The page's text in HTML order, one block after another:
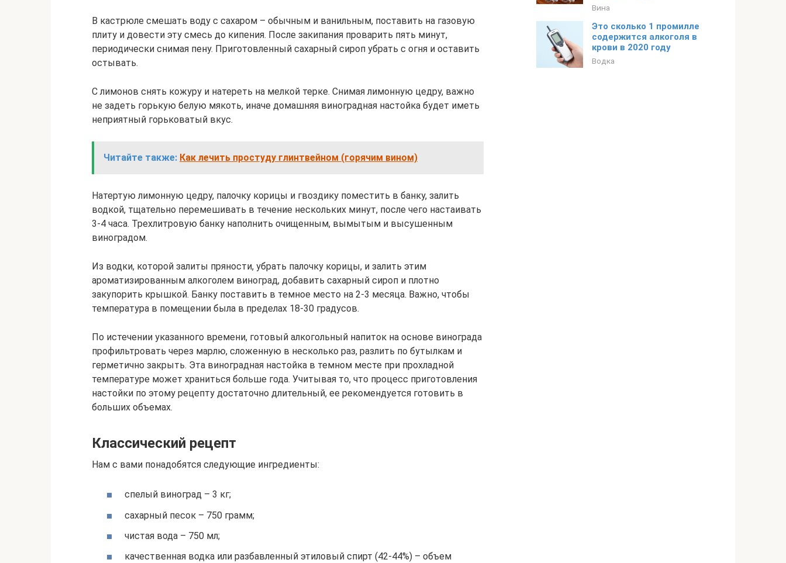
В кастрюле смешать воду с сахаром – обычным и ванильным, поставить на газовую
плиту и довести эту смесь до кипения. После закипания проварить пять минут,
периодически снимая пену. Приготовленный сахарный сироп убрать с огня и оставить
остывать.
С лимонов снять кожуру и натереть на мелкой терке. Снимая лимонную цедру, важно
не задеть горькую белую мякоть, иначе домашняя виноградная настойка будет иметь
неприятный горьковатый вкус.
Читайте также: Как лечить простуду глинтвейном (горячим вином)
Натертую лимонную цедру, палочку корицы и гвоздику поместить в банку, залить
водкой, тщательно перемешивать в течение нескольких минут, после чего настаивать
3-4 часа. Трехлитровую банку наполнить очищенным, вымытым и высушенным
виноградом.
Из водки, которой залиты пряности, убрать палочку корицы, и залить этим
ароматизированным алкоголем виноград, добавить сахарный сироп и плотно
закупорить крышкой. Банку поставить в темное место на 2-3 месяца. Важно, чтобы
температура в помещении была в пределах 18-30 градусов.
По истечении указанного времени, готовый алкогольный напиток на основе винограда
профильтровать через марлю, сложенную в несколько раз, разлить по бутылкам и
герметично закрыть. Эта виноградная настойка в темном месте при прохладной
температуре может храниться больше года. Учитывая то, что процесс приготовления
настойки по этому рецепту достаточно длительный, ее рекомендуется готовить в
больших объемах.
Классический рецепт
Нам с вами понадобятся следующие ингредиенты:
спелый виноград – 3 кг;
сахарный песок – 750 грамм;
чистая вода – 750 мл;
качественная водка или разбавленный этиловый спирт (42-44%) – объем
Вина
Это сколько 1 промилле
содержится алкоголя в
крови в 2020 году
Водка